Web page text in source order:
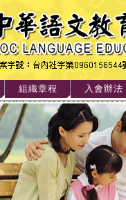
組織章程 入會辦法